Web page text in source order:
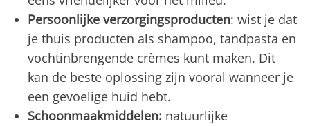
Persoonlijke verzorgingsproducten: wist je dat
je thuis producten als shampoo, tandpasta en
vochtinbrengende crèmes kunt maken. Dit
kan de beste oplossing zijn vooral wanneer je
een gevoelige huid hebt.
Schoonmaakmiddelen: natuurlijke